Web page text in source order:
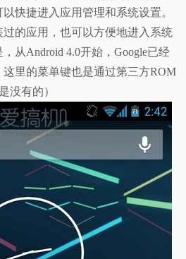
快捷进入应用管理和系统设置。
的应用，也可以方便地进入系统
从Android 4.0开始，Google已经
里的菜单键也是通过第三方ROM
没有的）